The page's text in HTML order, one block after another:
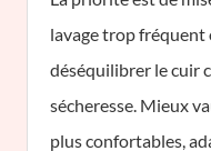
lavage trop
déséquilibrer le cuir
sécheresse. Mieux
plus confortables,